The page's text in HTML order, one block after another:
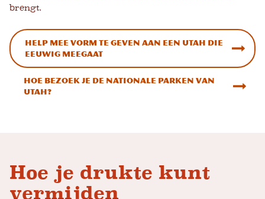
brengt.
Help mee vorm te geven aan een Utah die
eeuwig meegaat
Hoe bezoek je de nationale parken van
Utah?
Hoe je drukte kunt
vermijden